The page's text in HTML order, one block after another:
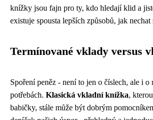
knížky jsou fajn pro ty, kdo hledají klid a
existuje spousta lepších způsobů, jak nechat
Termínované vklady versus
Spoření peněz - není to jen o číslech, ale i o
potřebách. Klasická vkladní knížka,
babičky, stále může být dobrým